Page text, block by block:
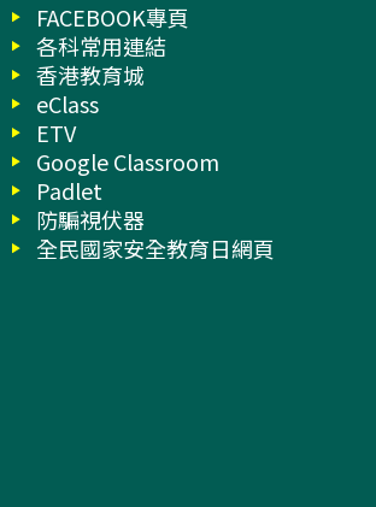
FACEBOOK專頁
各科常用連結
香港教育城
eClass
ETV
Google Classroom
Padlet
防騙視伏器
全民國家安全教育日網頁